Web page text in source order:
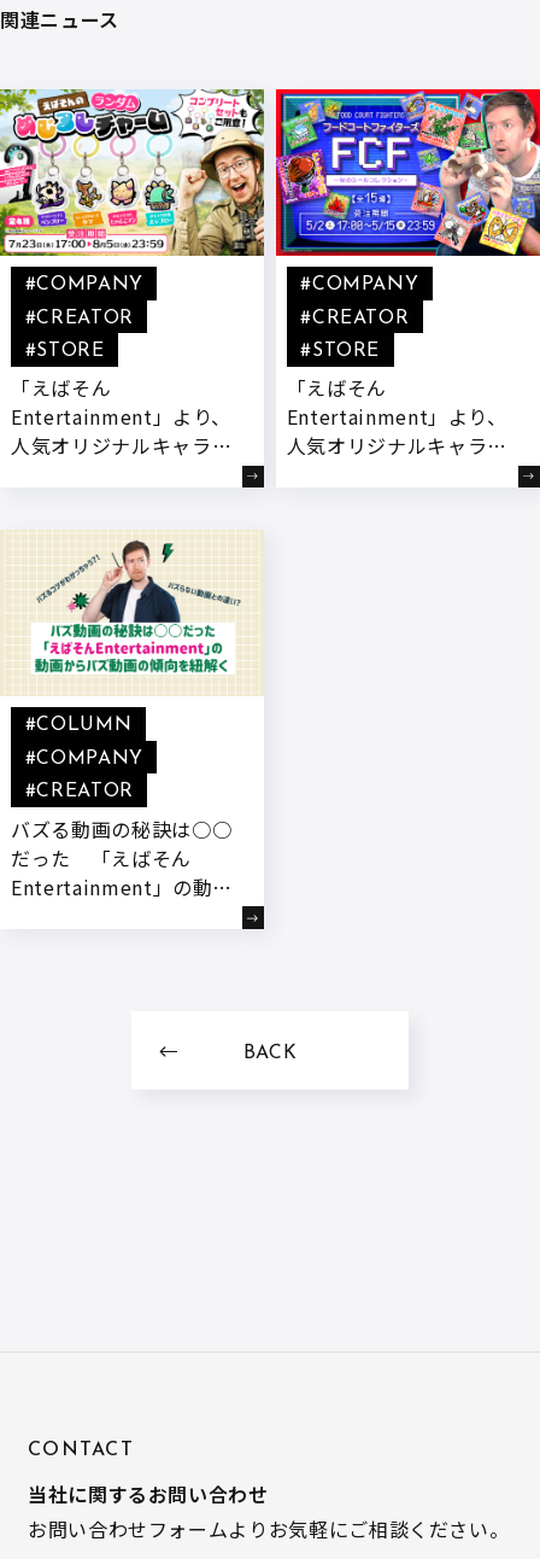
関連ニュース
「えばそん
Entertainment」より、
人気オリジナルキャラク
本日より販売開始!
#COMPANY
#CREATOR
#STORE
「えばそん
Entertainment」より、
人気オリジナルキャラク
#COMPANY
#CREATOR
#STORE
バズる動画の秘訣は○○
だった 「えばそん
Entertainment」の動画
#COLUMN
#COMPANY
#CREATOR
BACK
CONTACT
当社に関するお問い合わせ
お問い合わせフォームよりお気軽にご相談ください。